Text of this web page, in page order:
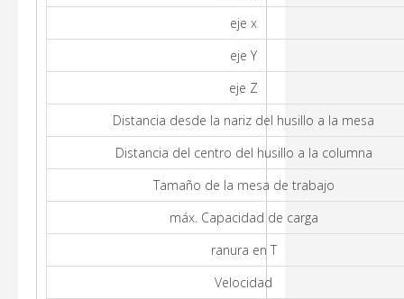
eje x
eje Y
eje Z
Distancia desde la nariz del husillo a la mesa
Distancia del centro del husillo a la columna
Tamaño de la mesa de trabajo
máx. Capacidad de carga
ranura en T
Velocidad